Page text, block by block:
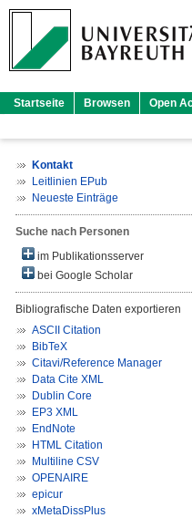
Startseite Browsen Open
Kontakt
Leitlinien EPub
Neueste Einträge
Suche nach Personen
im Publikationsserver
bei Google Scholar
Bibliografische Daten exportieren
ASCII Citation
BibTeX
Citavi/Reference Manager
Data Cite XML
Dublin Core
EP3 XML
EndNote
HTML Citation
Multiline CSV
OPENAIRE
epicur
xMetaDissPlus